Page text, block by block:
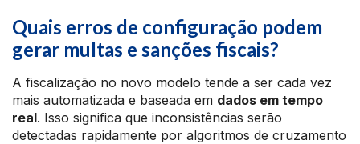
Quais erros de configuração podem
gerar multas e sanções fiscais?
A fiscalização no novo modelo tende a ser cada vez
mais automatizada e baseada em dados em tempo
real. Isso significa que inconsistências serão
detectadas rapidamente por algoritmos de cruzamento